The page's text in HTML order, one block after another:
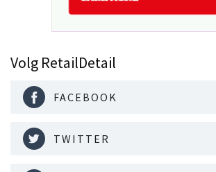
Volg RetailDetail
FACEBOOK
TWITTER